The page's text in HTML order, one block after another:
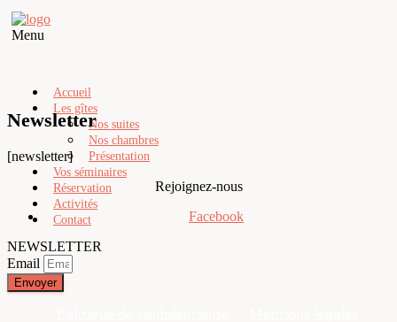
Menu
Accueil
Les gîtes
Nos suites
Nos chambres
Présentation
Vos séminaires
Réservation
Activités
Contact
Newsletter
[newsletter]
Rejoignez-nous
Facebook
NEWSLETTER
Email
Envoyer